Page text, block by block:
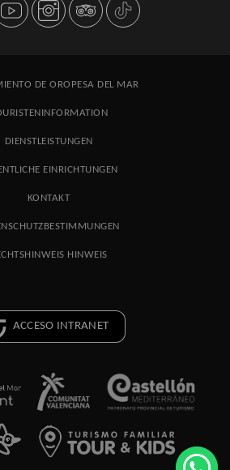
DE OROPESA DEL MAR
DIENSTLEISTUNGEN
EINRICHTUNGEN
KONTAKT
HINWEIS
ACCESO INTRANET